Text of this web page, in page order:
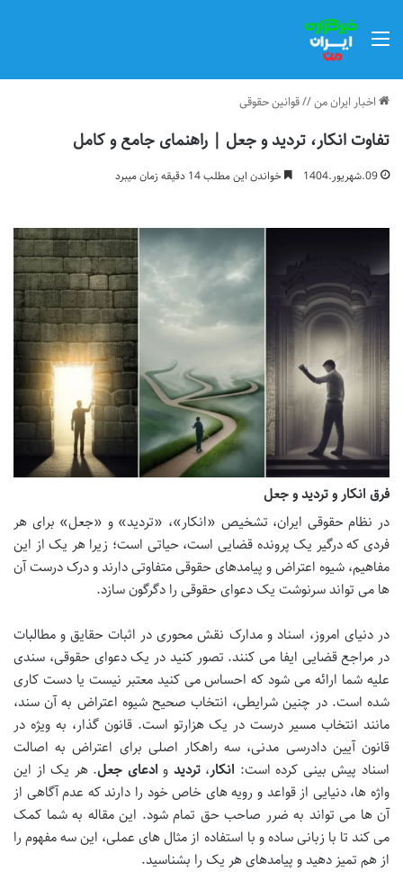
اخبار ایران من//قوانین حقوقی
تفاوت انکار، تردید و جعل | راهنمای جامع و کامل
09.شهریور.1404 خواندن این مطلب 14 دقیقه زمان میبرد
فرق انکار و تردید و جعل
در نظام حقوقی ایران، تشخیص «انکار»، «تردید» و «جعل» برای هر
فردی که درگیر یک پرونده قضایی است، حیاتی است؛ زیرا هر یک از این
مفاهیم، شیوه اعتراض و پیامدهای حقوقی متفاوتی دارند و درک درست آن
ها می تواند سرنوشت یک دعوای حقوقی را دگرگون سازد.
در دنیای امروز، اسناد و مدارک نقش محوری در اثبات حقایق و مطالبات
در مراجع قضایی ایفا می کنند. تصور کنید در یک دعوای حقوقی، سندی
علیه شما ارائه می شود که احساس می کنید معتبر نیست یا دست کاری
شده است. در چنین شرایطی، انتخاب صحیح شیوه اعتراض به آن سند،
مانند انتخاب مسیر درست در یک هزارتو است. قانون گذار، به ویژه در
قانون آیین دادرسی مدنی، سه راهکار اصلی برای اعتراض به اصالت
اسناد پیش بینی کرده است: انکار،تردید و ادعای جعل. هر یک از این
واژه ها، دنیایی از قواعد و رویه های خاص خود را دارند که عدم آگاهی از
آن ها می تواند به ضرر صاحب حق تمام شود. این مقاله به شما کمک
می کند تا با زبانی ساده و با استفاده از مثال های عملی، این سه مفهوم را
از هم تمیز دهید و پیامدهای هر یک را بشناسید.